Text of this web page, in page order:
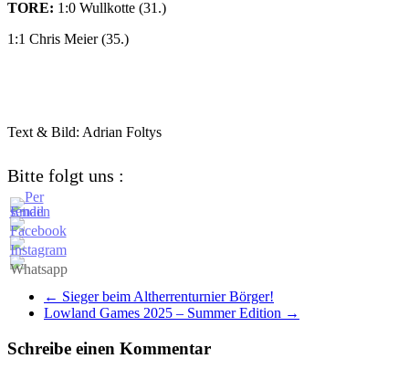
TORE: 1:0 Wullkotte (31.)
1:1 Chris Meier (35.)
Text & Bild: Adrian Foltys
Bitte folgt uns :
← Sieger beim Altherrenturnier Börger!
Lowland Games 2025 – Summer Edition →
Schreibe einen Kommentar